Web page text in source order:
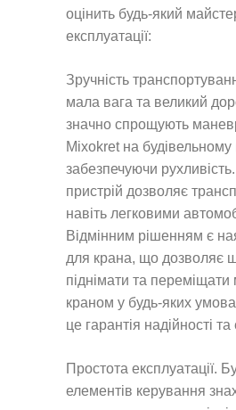
оцінить будь-який
експлуатації:
Зручність
мала вага та великий
значно спрощують
Mixokret на будівельному
забезпечуючи
пристрій дозволяє
навіть легковими
Відмінним рішенням є
для крана, що дозволяє
піднімати та
краном у будь-яких
це гарантія надійності та
Простота експлуатації.
елементів керування